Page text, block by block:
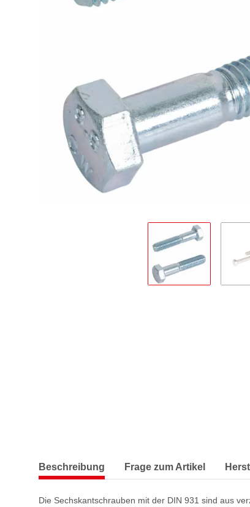
Beschreibung Frage zum Artikel
Die Sechskantschrauben mit der DIN 931 sind aus